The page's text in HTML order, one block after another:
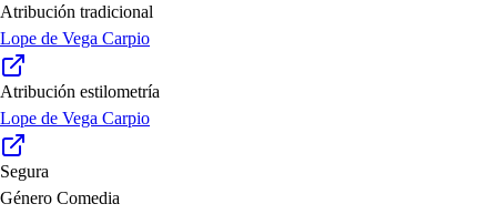
Atribución tradicional
Lope de Vega Carpio
Atribución estilometría
Lope de Vega Carpio
Segura
Género Comedia